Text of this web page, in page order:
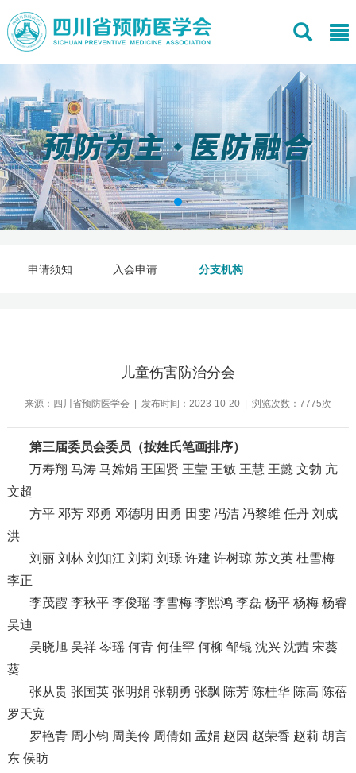
申请须知 入会申请 分支机构
儿童伤害防治分会
来源：四川省预防医学会 | 发布时间：2023-10-20 | 浏览次数：7775次
第三届委员会委员（按姓氏笔画排序）
万寿翔 马涛 马嫦娟 王国贤 王莹 王敏 王慧 王懿 文勃 亢
文超
方平 邓芳 邓勇 邓德明 田勇 田雯 冯洁 冯黎维 任丹 刘成
洪
刘丽 刘林 刘知江 刘莉 刘璟 许建 许树琼 苏文英 杜雪梅
李正
李茂霞 李秋平 李俊瑶 李雪梅 李熙鸿 李磊 杨平 杨梅 杨睿
吴迪
吴晓旭 吴祥 岑瑶 何青 何佳罕 何柳 邹锟 沈兴 沈茜 宋葵
葵
张从贵 张国英 张明娟 张朝勇 张飘 陈芳 陈桂华 陈高 陈蓓
罗天宽
罗艳青 周小钧 周美伶 周倩如 孟娟 赵因 赵荣香 赵莉 胡言
东 侯昉